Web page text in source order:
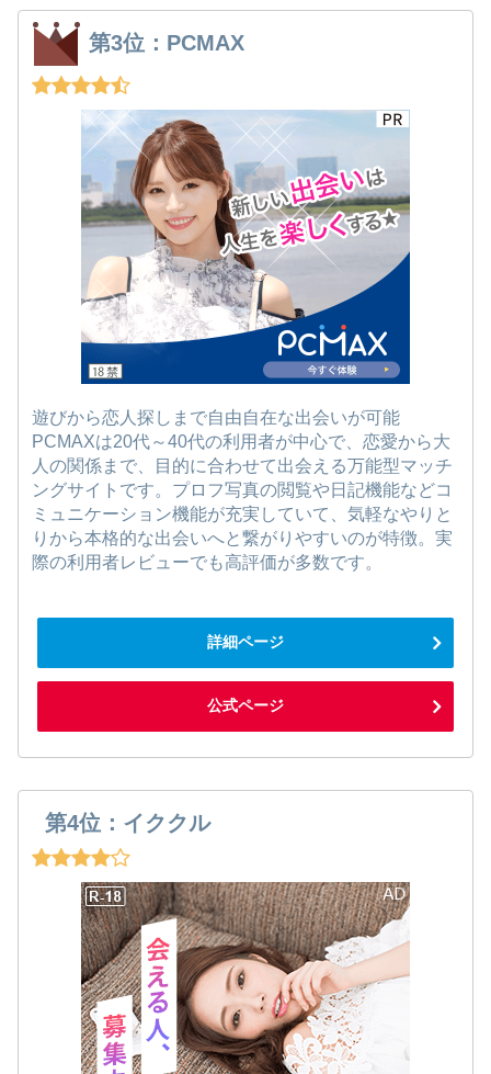
第3位：PCMAX
遊びから恋人探しまで自由自在な出会いが可能
PCMAXは20代～40代の利用者が中心で、恋愛から大
人の関係まで、目的に合わせて出会える万能型マッチ
ングサイトです。プロフ写真の閲覧や日記機能などコ
ミュニケーション機能が充実していて、気軽なやりと
りから本格的な出会いへと繋がりやすいのが特徴。実
際の利用者レビューでも高評価が多数です。
詳細ページ
公式ページ
第4位：イククル